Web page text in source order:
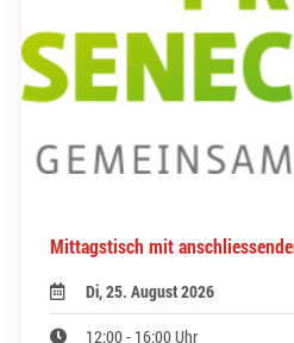
Mittagstisch mit
Di, 25. August 2026
12:00 - 16:00 Uhr